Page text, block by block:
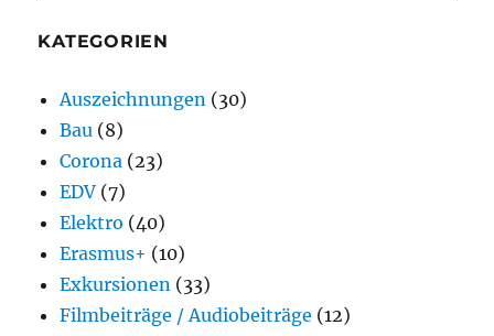
KATEGORIEN
Auszeichnungen (30)
Bau (8)
Corona (23)
EDV (7)
Elektro (40)
Erasmus+ (10)
Exkursionen (33)
Filmbeiträge / Audiobeiträge (12)